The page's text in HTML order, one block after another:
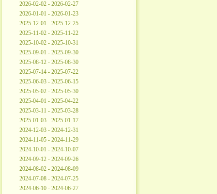
2026-02-02 - 2026-02-27
2026-01-01 - 2026-01-23
2025-12-01 - 2025-12-25
2025-11-02 - 2025-11-22
2025-10-02 - 2025-10-31
2025-09-01 - 2025-09-30
2025-08-12 - 2025-08-30
2025-07-14 - 2025-07-22
2025-06-03 - 2025-06-15
2025-05-02 - 2025-05-30
2025-04-01 - 2025-04-22
2025-03-11 - 2025-03-28
2025-01-03 - 2025-01-17
2024-12-03 - 2024-12-31
2024-11-05 - 2024-11-29
2024-10-01 - 2024-10-07
2024-09-12 - 2024-09-26
2024-08-02 - 2024-08-09
2024-07-08 - 2024-07-25
2024-06-10 - 2024-06-27